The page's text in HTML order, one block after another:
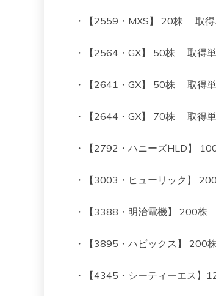
・【2559・MXS】 20株 取
・【2564・GX】 50株 取得
・【2641・GX】 50株 取得
・【2644・GX】 70株 取得
・【2792・ハニーズHLD】
・【3003・ヒューリック】
・【3388・明治電機】 200
・【3895・ハビックス】
・【4345・シーティーエス